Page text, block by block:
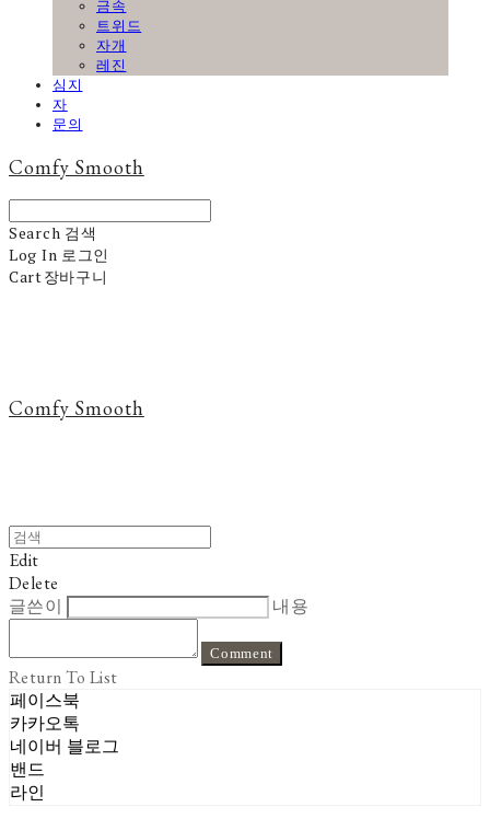
금속
트위드
자개
레진
심지
자
문의
Comfy Smooth
Search 검색
Log In 로그인
Cart장바구니
Comfy Smooth
Edit
Delete
글쓴이
내용
Comment
Return To List
페이스북
카카오톡
네이버 블로그
밴드
라인